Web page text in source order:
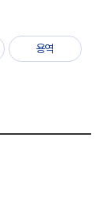
용역